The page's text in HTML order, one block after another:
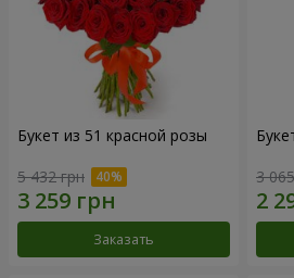
Букет из 51 красной розы
5 432 грн
Заказать
3